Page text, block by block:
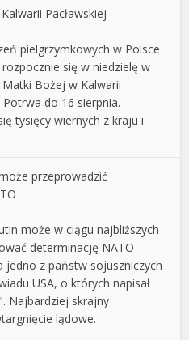
Pacławskiej
pielgrzymkowych w Polsce
się w niedzielę w
Bożej w Kalwarii
Potrwa do 16 sierpnia.
tysięcy wiernych z kraju i
przeprowadzić
może w ciągu najbliższych
determinację NATO
jedno z państw sojuszniczych
USA, o których napisał
Najbardziej skrajny
lądowe.